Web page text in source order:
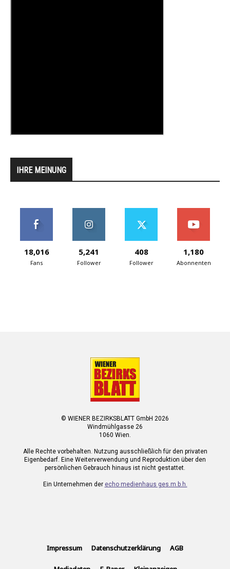
IHRE MEINUNG
18,016
Fans
5,241
Follower
408
Follower
1,180
Abonnenten
© WIENER BEZIRKSBLATT GmbH 2026
Windmühlgasse 26
1060 Wien.
Alle Rechte vorbehalten. Nutzung ausschließlich für den privaten
Eigenbedarf. Eine Weiterverwendung und Reproduktion über den
persönlichen Gebrauch hinaus ist nicht gestattet.
Ein Unternehmen der echo medienhaus ges.m.b.h.
Impressum Datenschutzerklärung AGB